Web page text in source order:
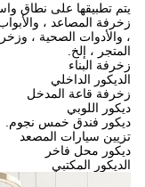
يتم تطبيقها على نطاق
زخرفة المصاعد ،
، والأدوات الصحية ،
المتجر ، إلخ.
زخرفة البناء
الديكور الداخلي
زخرفة قاعة المدخل
ديكور اللوبي
ديكور فندق خمس نجوم.
تزيين سيارات المصعد
ديكور محل فاخر
الديكور المكتبي